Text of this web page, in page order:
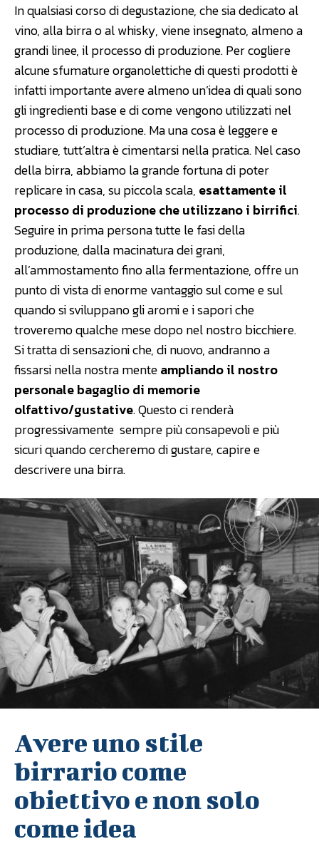
In qualsiasi corso di degustazione, che sia dedicato al
vino, alla birra o al whisky, viene insegnato, almeno a
grandi linee, il processo di produzione. Per cogliere
alcune sfumature organolettiche di questi prodotti è
infatti importante avere almeno un’idea di quali sono
gli ingredienti base e di come vengono utilizzati nel
processo di produzione. Ma una cosa è leggere e
studiare, tutt’altra è cimentarsi nella pratica. Nel caso
della birra, abbiamo la grande fortuna di poter
replicare in casa, su piccola scala, esattamente il
processo di produzione che utilizzano i birrifici.
Seguire in prima persona tutte le fasi della
produzione, dalla macinatura dei grani,
all’ammostamento fino alla fermentazione, offre un
punto di vista di enorme vantaggio sul come e sul
quando si sviluppano gli aromi e i sapori che
troveremo qualche mese dopo nel nostro bicchiere.
Si tratta di sensazioni che, di nuovo, andranno a
fissarsi nella nostra menteampliando il nostro
personale bagaglio di memorie
olfattivo/gustative. Questo ci renderà
progressivamente sempre più consapevoli e più
sicuri quando cercheremo di gustare, capire e
descrivere una birra.
Avere uno stile
birrario come
obiettivo e non solo
come idea